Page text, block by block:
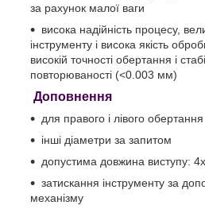
за рахунок малої ваги
висока надійність процесу,
інструменту і висока якість
високій точності обертання і
повторюваності (<0.003 мм)
Доповнення
для правого і лівого обертання
інші діаметри за запитом
допустима довжина виступу:
затискання інструменту за
механізму